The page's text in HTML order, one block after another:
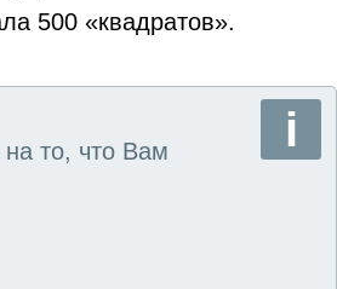
500 «квадратов».
то, что Вам